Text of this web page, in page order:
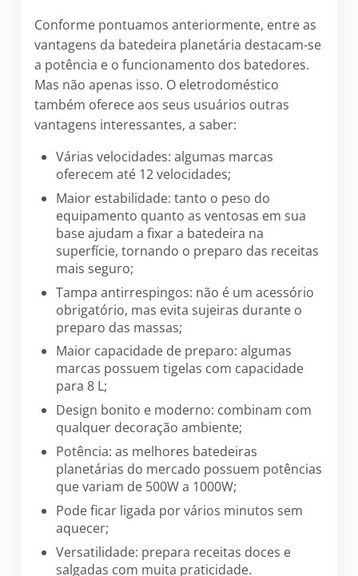
Conforme pontuamos anteriormente, entre as
vantagens da batedeira planetária destacam-se
a potência e o funcionamento dos batedores.
Mas não apenas isso. O eletrodoméstico
também oferece aos seus usuários outras
vantagens interessantes, a saber:
Várias velocidades: algumas marcas
oferecem até 12 velocidades;
Maior estabilidade: tanto o peso do
equipamento quanto as ventosas em sua
base ajudam a fixar a batedeira na
superfície, tornando o preparo das receitas
mais seguro;
Tampa antirrespingos: não é um acessório
obrigatório, mas evita sujeiras durante o
preparo das massas;
Maior capacidade de preparo: algumas
marcas possuem tigelas com capacidade
para 8 L;
Design bonito e moderno: combinam com
qualquer decoração ambiente;
Potência: as melhores batedeiras
planetárias do mercado possuem potências
que variam de 500W a 1000W;
Pode ficar ligada por vários minutos sem
aquecer;
Versatilidade: prepara receitas doces e
salgadas com muita praticidade.